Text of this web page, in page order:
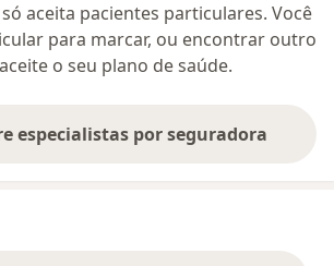
aceita pacientes particulares. Você
para marcar, ou encontrar outro
o seu plano de saúde.
especialistas por seguradora